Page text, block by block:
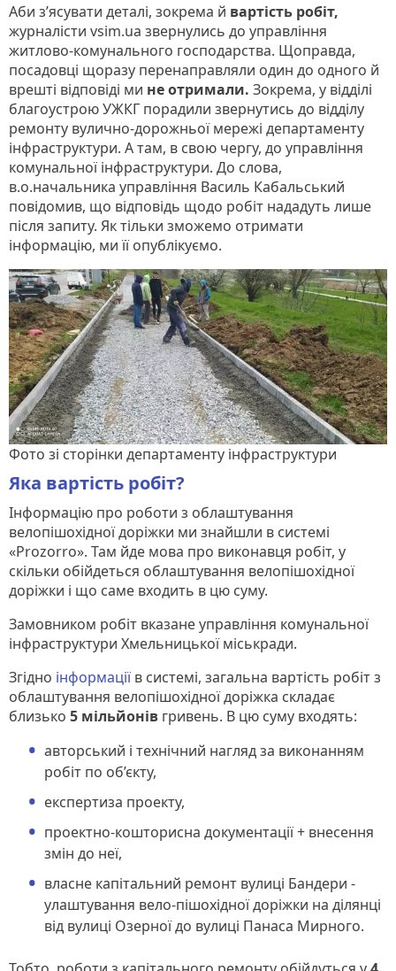
Аби з’ясувати деталі, зокрема й вартість робіт,
журналісти vsim.ua звернулись до управління
житлово-комунального господарства. Щоправда,
посадовці щоразу перенаправляли один до одного й
врешті відповіді ми не отримали. Зокрема, у відділі
благоустрою УЖКГ порадили звернутись до відділу
ремонту вулично-дорожньої мережі департаменту
інфраструктури. А там, в свою чергу, до управління
комунальної інфраструктури. До слова,
в.о.начальника управління Василь Кабальський
повідомив, що відповідь щодо робіт нададуть лише
після запиту. Як тільки зможемо отримати
інформацію, ми її опублікуємо.
Фото зі сторінки департаменту інфраструктури
Яка вартість робіт?
Інформацію про роботи з облаштування
велопішохідної доріжки ми знайшли в системі
«Prozorro». Там йде мова про виконавця робіт, у
скільки обійдеться облаштування велопішохідної
доріжки і що саме входить в цю суму.
Замовником робіт вказане управління комунальної
інфраструктури Хмельницької міськради.
Згідно інформаціїв системі, загальна вартість робіт з
облаштування велопішохідної доріжка складає
близько 5 мільйонів гривень. В цю суму входять:
авторський і технічний нагляд за виконанням
робіт по об’єкту,
експертиза проекту,
проектно-кошторисна документації + внесення
змін до неї,
власне капітальний ремонт вулиці Бандери -
улаштування вело-пішохідної доріжки на ділянці
від вулиці Озерної до вулиці Панаса Мирного.